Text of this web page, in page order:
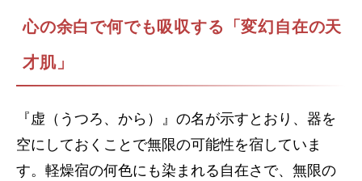
心の余白で何でも吸収する「変幻自在の天
才肌」
『虚（うつろ、から）』の名が示すとおり、器を
空にしておくことで無限の可能性を宿していま
す。軽燥宿の何色にも染まれる自在さで、無限の